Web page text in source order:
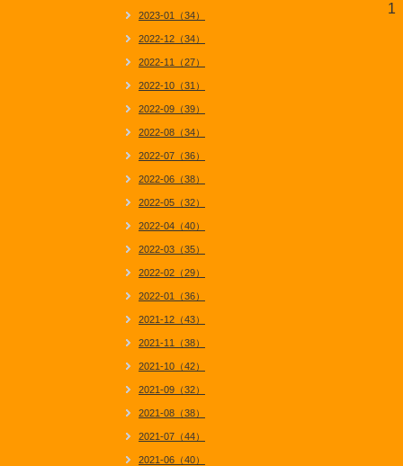
1
2023-01（34）
2022-12（34）
2022-11（27）
2022-10（31）
2022-09（39）
2022-08（34）
2022-07（36）
2022-06（38）
2022-05（32）
2022-04（40）
2022-03（35）
2022-02（29）
2022-01（36）
2021-12（43）
2021-11（38）
2021-10（42）
2021-09（32）
2021-08（38）
2021-07（44）
2021-06（40）